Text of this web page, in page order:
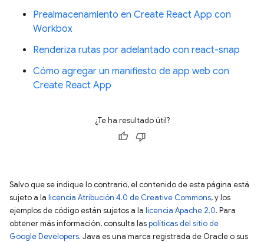
Prealmacenamiento en Create React App con
Workbox
Renderiza rutas por adelantado con react-snap
Cómo agregar un manifiesto de app web con
Create React App
¿Te ha resultado útil?
Salvo que se indique lo contrario, el contenido de esta página está
sujeto a la licencia Atribución 4.0 de Creative Commons, y los
ejemplos de código están sujetos a la licencia Apache 2.0. Para
obtener más información, consulta laspolíticas del sitio de
Google Developers. Java es una marca registrada de Oracle o sus